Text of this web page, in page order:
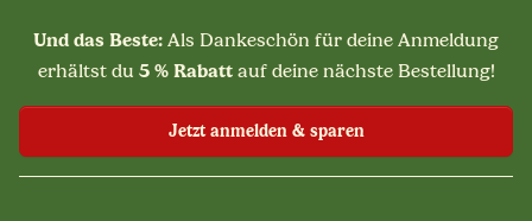
Und das Beste: Als Dankeschön für deine Anmeldung
erhältst du 5 % Rabattauf deine nächste Bestellung!
Jetzt anmelden & sparen